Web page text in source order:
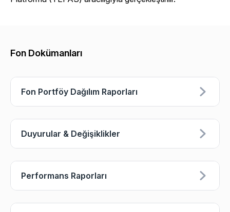
Fon Dokümanları
Fon Portföy Dağılım Raporları
Duyurular & Değişiklikler
Performans Raporları